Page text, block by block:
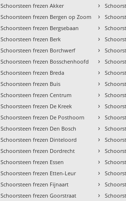
Schoorsteen frezen Akker
Schoorsteen frezen Bergen op Zoom
Schoorsteen frezen Bergsebaan
Schoorsteen frezen Berk
Schoorsteen frezen Borchwerf
Schoorsteen frezen Bosschenhoofd
Schoorsteen frezen Breda
Schoorsteen frezen Buis
Schoorsteen frezen Centrum
Schoorsteen frezen De Kreek
Schoorsteen frezen De Posthoorn
Schoorsteen frezen Den Bosch
Schoorsteen frezen Dinteloord
Schoorsteen frezen Dordrecht
Schoorsteen frezen Essen
Schoorsteen frezen Etten-Leur
Schoorsteen frezen Fijnaart
Schoorsteen frezen Goorstraat
›
›
›
›
›
›
›
›
›
›
›
›
›
›
›
›
›
›